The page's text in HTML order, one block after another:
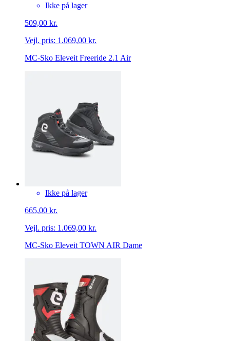
Ikke på lager
509,00 kr.
Vejl. pris: 1.069,00 kr.
MC-Sko Eleveit Freeride 2.1 Air
Ikke på lager
665,00 kr.
Vejl. pris: 1.069,00 kr.
MC-Sko Eleveit TOWN AIR Dame